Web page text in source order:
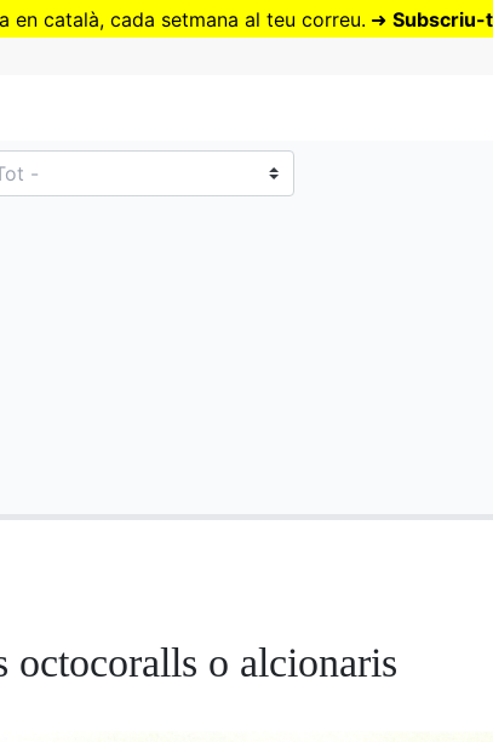
Vés
en català, cada setmana al teu correu. ➜ Subscriu-
octocoralls o alcionaris